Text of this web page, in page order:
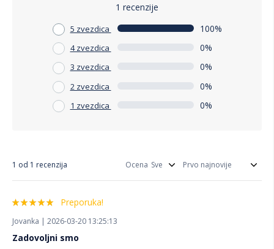
1 recenzije
5 zvezdica 100%
4 zvezdica 0%
3 zvezdica 0%
2 zvezdica 0%
1 zvezdica 0%
1 od 1 recenzija Ocena
Preporuka!
Jovanka | 2026-03-20 13:25:13
Zadovoljni smo